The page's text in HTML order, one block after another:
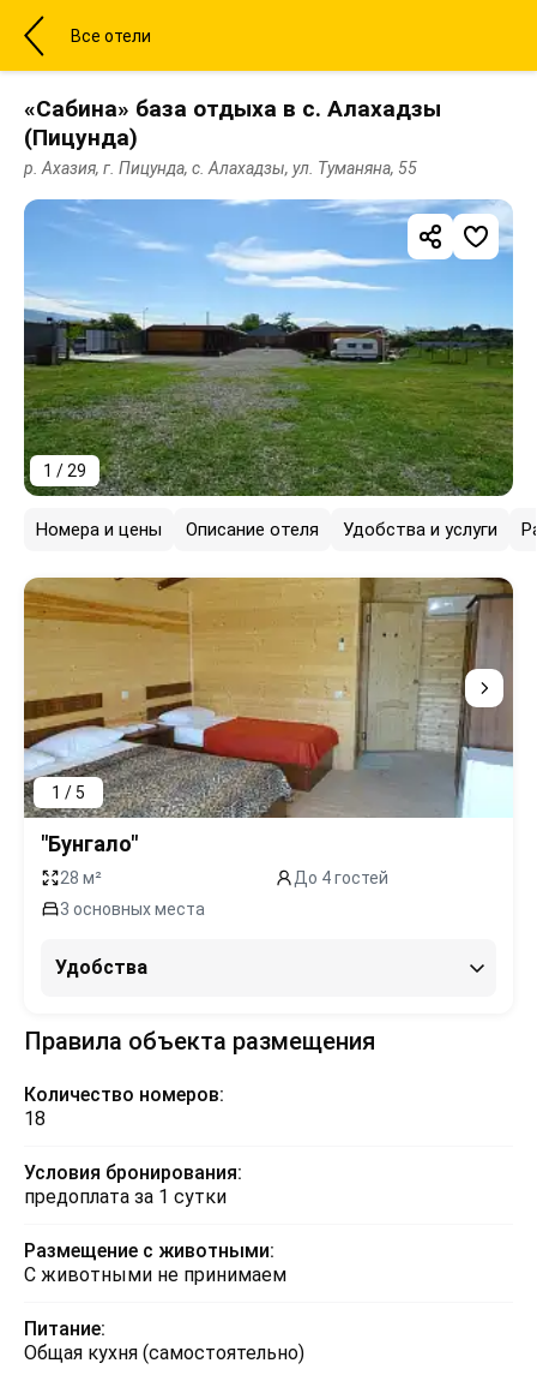
Все отели
«Сабина» база отдыха в с. Алахадзы
(Пицунда)
р. Ахазия, г. Пицунда, с. Алахадзы, ул. Туманяна, 55
1 / 29
Номера и цены Описание отеля Удобства и услуги
1 / 5
"Бунгало"
28 м²
До 4 гостей
3 основных места
Удобства
Правила объекта размещения
Количество номеров:
18
Условия бронирования:
предоплата за 1 сутки
Размещение с животными:
С животными не принимаем
Питание:
Общая кухня (самостоятельно)